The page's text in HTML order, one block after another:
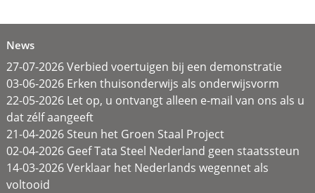
News
27-07-2026 Verbied voertuigen bij een demonstratie
03-06-2026 Erken thuisonderwijs als onderwijsvorm
22-05-2026 Let op, u ontvangt alleen e-mail van ons als u
dat zélf aangeeft
21-04-2026 Steun het Groen Staal Project
02-04-2026 Geef Tata Steel Nederland geen staatssteun
14-03-2026 Verklaar het Nederlands wegennet als
voltooid